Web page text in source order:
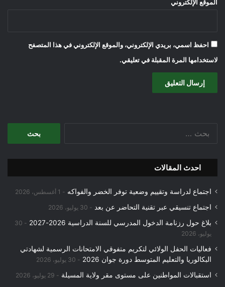
الموقع الإلكتروني
احفظ اسمي، بريدي الإلكتروني، والموقع الإلكتروني في هذا المتصفح
لاستخدامها المرة المقبلة في تعليقي.
احدث المقالات
اجتماع لدراسة وتقييم وضعية توفر الخضر والفواكه 1 أغسطس، 2026
اجتماع تنسيقي عبر تقنية التحاضر عن بعد 30 يوليو، 2026
بلاغ حول رزنامة الدخول المدرسي للسنة الدراسية 2026-2027
30
يوليو، 2026
فعاليات الحفل الولائي لتكريم متفوقي الامتحانات الرسمية لشهادتي
البكالوريا والتعليم المتوسط دورة جوان 2026
30 يوليو، 2026
استقبالات المواطنين على مستوى مقر ولاية المسيلة 29 يوليو، 2026